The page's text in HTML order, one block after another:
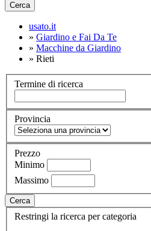
Cerca
usato.it
» Giardino e Fai Da Te
» Macchine da Giardino
» Rieti
Termine di ricerca
Provincia
Prezzo
Minimo
Massimo
Cerca
Restringi la ricerca per categoria